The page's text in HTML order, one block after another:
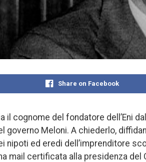
Share on Facebook
il cognome del fondatore dell’Eni
governo Meloni. A chiederlo,
nipoti ed eredi dell’imprenditore
mail certificata alla presidenza del